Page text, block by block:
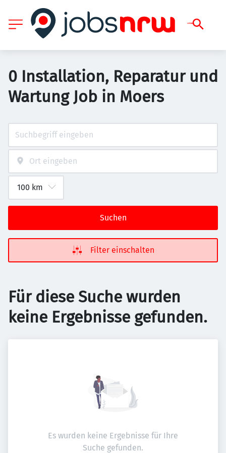
0 Installation, Reparatur und
Wartung Job in Moers
Suchen
Filter einschalten
Für diese Suche wurden
keine Ergebnisse gefunden.
Es wurden keine Ergebnisse für Ihre
Suche gefunden.